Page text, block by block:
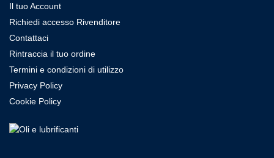
Il tuo Account
Richiedi accesso Rivenditore
Contattaci
Rintraccia il tuo ordine
Termini e condizioni di utilizzo
Privacy Policy
Cookie Policy